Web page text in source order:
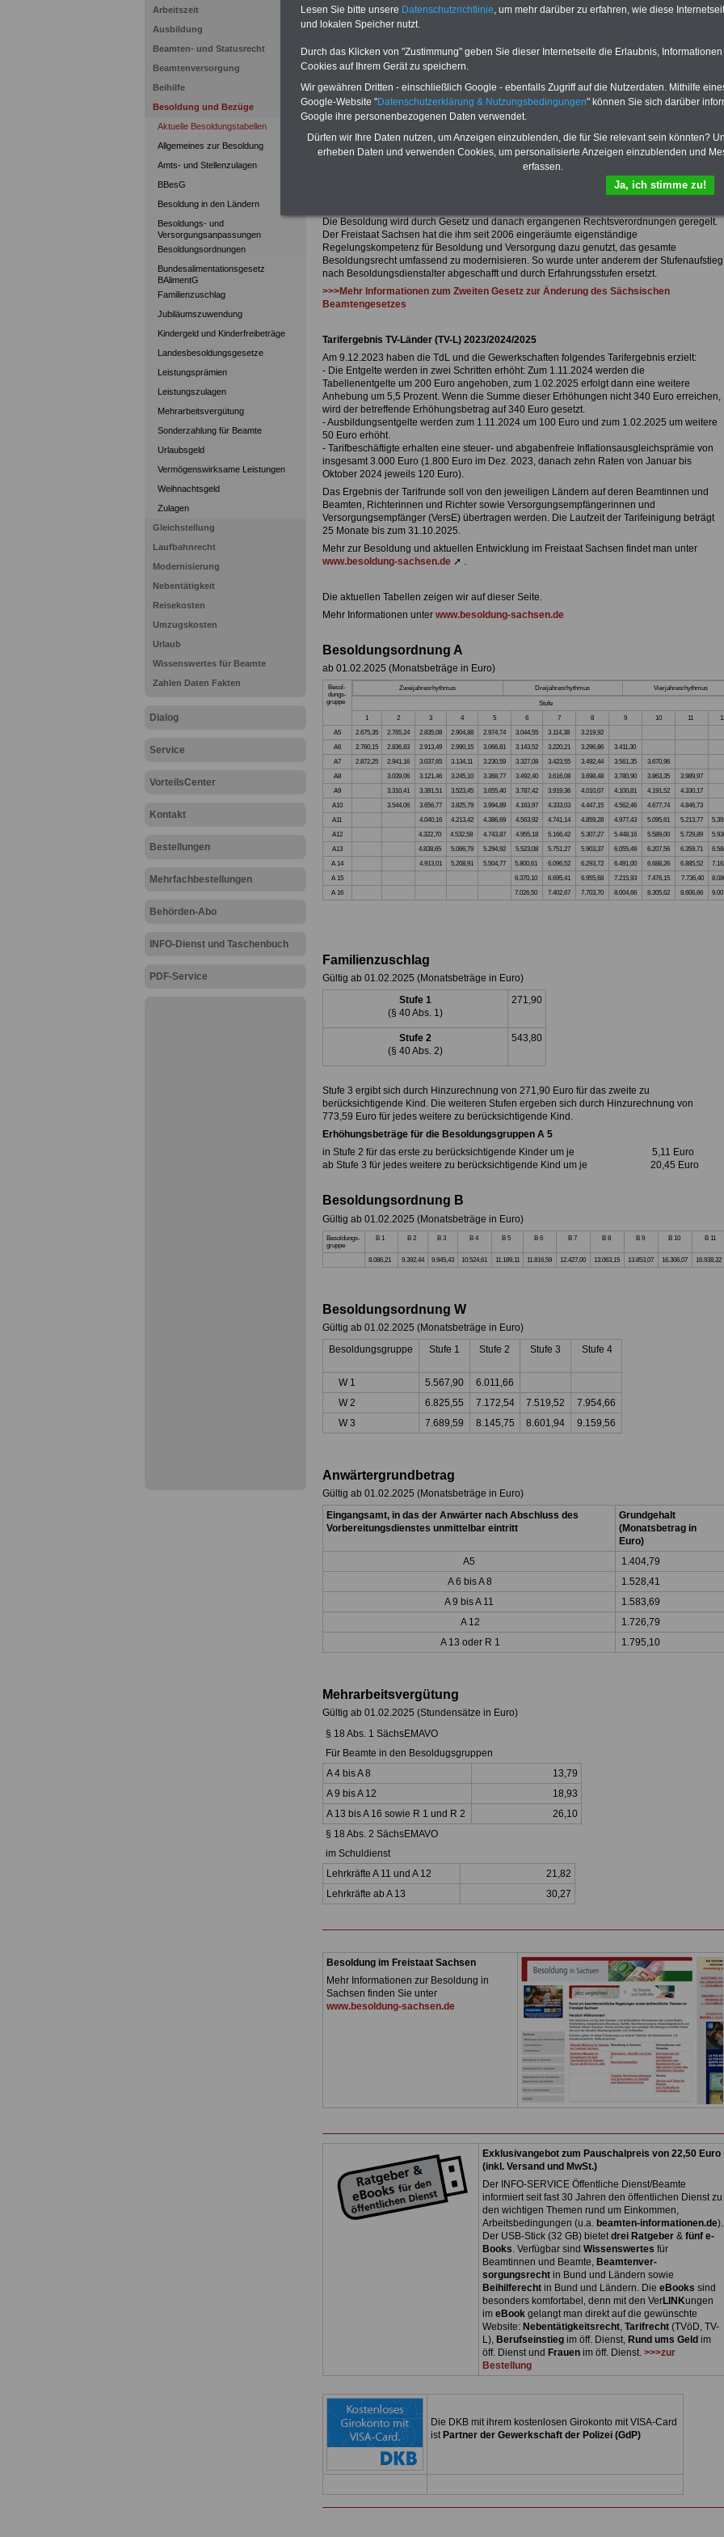
Arbeitszeit
Ausbildung
Beamten- und Statusrecht
Beamtenversorgung
Beihilfe
Besoldung und Bezüge
Aktuelle Besoldungstabellen
Allgemeines zur Besoldung
Amts- und Stellenzulagen
BBesG
Besoldung in den Ländern
Besoldungs- und
Versorgungsanpassungen
Besoldungsordnungen
Bundesalimentationsgesetz
BAlimentG
Familienzuschlag
Jubiläumszuwendung
Kindergeld und Kinderfreibeträge
Landesbesoldungsgesetze
Leistungsprämien
Leistungszulagen
Mehrarbeitsvergütung
Sonderzahlung für Beamte
Urlaubsgeld
Vermögenswirksame Leistungen
Weihnachtsgeld
Zulagen
Gleichstellung
Laufbahnrecht
Modernisierung
Nebentätigkeit
Reisekosten
Umzugskosten
Urlaub
Wissenswertes für Beamte
Zahlen Daten Fakten
Dialog
Service
VorteilsCenter
Kontakt
Bestellungen
Mehrfachbestellungen
Behörden-Abo
INFO-Dienst und Taschenbuch
PDF-Service
Sachsen: Beamten-Informationen.de
Besoldungsrecht und Besoldungstabellen ab 01.02.2025
Sachsen
Besoldungsrecht und Besoldungstabellen für Beamtinnen und Beamte
sowie Anwärter/innen
Sachsen – Beamten-Informationen.de
Besoldungsrecht und Besoldungstabellen
Die Besoldung wird durch Gesetz und danach ergangenen Rechtsverordnungen geregelt.
Der Freistaat Sachsen hat die ihm seit 2006 eingeräumte eigenständige
Regelungskompetenz für Besoldung und Versorgung dazu genutzt, das gesamte
Besoldungsrecht umfassend zu modernisieren. So wurde unter anderem der Stufenaufstieg
nach Besoldungsdienstalter abgeschafft und durch Erfahrungsstufen ersetzt.
>>>Mehr Informationen zum Zweiten Gesetz zur Änderung des Sächsischen
Beamtengesetzes
Tarifergebnis TV-Länder (TV-L) 2023/2024/2025
Am 9.12.2023 haben die TdL und die Gewerkschaften folgendes Tarifergebnis erzielt:
- Die Entgelte werden in zwei Schritten erhöht: Zum 1.11.2024 werden die
Tabellenentgelte um 200 Euro angehoben, zum 1.02.2025 erfolgt dann eine weitere
Anhebung um 5,5 Prozent. Wenn die Summe dieser Erhöhungen nicht 340 Euro erreichen,
wird der betreffende Erhöhungsbetrag auf 340 Euro gesetzt.
- Ausbildungsentgelte werden zum 1.11.2024 um 100 Euro und zum 1.02.2025 um weitere
50 Euro erhöht.
- Tarifbeschäftigte erhalten eine steuer- und abgabenfreie Inflationsausgleichsprämie von
insgesamt 3.000 Euro (1.800 Euro im Dez. 2023, danach zehn Raten von Januar bis
Oktober 2024 jeweils 120 Euro).
Das Ergebnis der Tarifrunde soll von den jeweiligen Ländern auf deren Beamtinnen und
Beamten, Richterinnen und Richter sowie Versorgungsempfängerinnen und
Versorgungsempfänger (VersE) übertragen werden. Die Laufzeit der Tarifeinigung beträgt
25 Monate bis zum 31.10.2025.
Mehr zur Besoldung und aktuellen Entwicklung im Freistaat Sachsen findet man unter
www.besoldung-sachsen.de➚ .
Die aktuellen Tabellen zeigen wir auf dieser Seite.
Mehr Informationen unter www.besoldung-sachsen.de
Besoldungsordnung A
ab 01.02.2025 (Monatsbeträge in Euro)
Besol-
dungs-
gruppe
Zweijahresrhythmus Dreijahresrhythmus Vierjahresrhythmus
Stufe
1
2 3 4 5 6 7 8 9 10 11
A5
2.675,35 2.765,24 2.835,08 2.904,88 2.974,74 3.044,55 3.114,38
3.219,92
A6
2.760,15 2.836,83 2.913,49 2.990,15 3.066,81 3.143,52 3.220,21 3.296,86
3.411,30
A7
2.872,25 2.941,16 3.037,65 3.134,11 3.230,59 3.327,08 3.423,55 3.492,44 3.561,35
3.670,96
A8
3.039,06 3.121,46 3.245,10 3.368,77 3.492,40 3.616,08 3.698,48 3.780,90 3.863,35
3.989,97
A9
3.310,41 3.391,51 3.523,45 3.655,40 3.787,42 3.919,36 4.010,07 4.100,81 4.191,52
4.330,17
A10
3.544,06 3.656,77 3.825,79 3.994,89 4.163,97 4.333,03 4.447,15 4.562,46 4.677,74
4.846,73
A11
4.040,16 4.213,42 4.386,69 4.563,92 4.741,14 4.859,28 4.977,43 5.095,61 5.213,77
A12
4.322,70 4.532,58 4.743,87 4.955,18 5.166,42 5.307,27 5.448,16 5.589,00 5.729,89
A13
4.838,65 5.066,79 5.294,92 5.523,08 5.751,27 5.903,37 6.055,49 6.207,56 6.359,71
A 14
4.913,01 5.208,91 5.504,77 5.800,61 6.096,52 6.293,72 6.491,00 6.688,26 6.885,52
A 15
6.370,10 6.695,41 6.955,68 7.215,93 7.476,15 7.736,40
A 16
7.026,50 7.402,67 7.703,70 8.004,66 8.305,62 8.606,66
Familienzuschlag
Gültig ab 01.02.2025 (Monatsbeträge in Euro)
Stufe 1
(§ 40 Abs. 1)
271,90
Stufe 2
(§ 40 Abs. 2)
543,80
Stufe 3 ergibt sich durch Hinzurechnung von 271,90 Euro für das zweite zu
berücksichtigende Kind. Die weiteren Stufen ergeben sich durch Hinzurechnung von
773,59 Euro für jedes weitere zu berücksichtigende Kind.
Erhöhungsbeträge für die Besoldungsgruppen A 5
in Stufe 2 für das erste zu berücksichtigende Kinder um je 5,11 Euro
ab Stufe 3 für jedes weitere zu berücksichtigende Kind um je 20,45 Euro
Besoldungsordnung B
Gültig ab 01.02.2025 (Monatsbeträge in Euro)
Besoldungs-
gruppe
B 1 B 2 B 3 B 4 B 5 B 6 B 7 B 8 B 9 B 10 B 11
8.086,21 9.392,44 9.945,43 10.524,61 11.189,11 11.816,59 12.427,00 13.063,15 13.853,07 16.306,07 16.938,32
Besoldungsordnung W
Gültig ab 01.02.2025 (Monatsbeträge in Euro)
Besoldungsgruppe
Stufe 1 Stufe 2 Stufe 3 Stufe 4
W 1 5.567,90
6.011,66
W 2
6.825,55 7.172,54 7.519,52
7.954,66
W 3
7.689,59 8.145,75 8.601,94 9.159,56
Anwärtergrundbetrag
Gültig ab 01.02.2025 (Monatsbeträge in Euro)
Eingangsamt, in das der Anwärter nach Abschluss des
Vorbereitungsdienstes unmittelbar eintritt
Grundgehalt
(Monatsbetrag in
Euro)
A5
1.404,79
A 6 bis A 8
1.528,41
A 9 bis A 11
1.583,69
A 12
1.726,79
A 13 oder R 1
1.795,10
Mehrarbeitsvergütung
Gültig ab 01.02.2025 (Stundensätze in Euro)
§ 18 Abs. 1 SächsEMAVO
Für Beamte in den Besoldugsgruppen
A 4 bis A 8
13,79
A 9 bis A 12
18,93
A 13 bis A 16 sowie R 1 und R 2
26,10
§ 18 Abs. 2 SächsEMAVO
im Schuldienst
Lehrkräfte A 11 und A 12
21,82
Lehrkräfte ab A 13
30,27
Besoldung im Freistaat Sachsen
Mehr Informationen zur Besoldung in
Sachsen finden Sie unter
www.besoldung-sachsen.de
Exklusivangebot zum Pauschalpreis von 22,50 Euro
(inkl. Versand und MwSt.)
Der INFO-SERVICE Öffentliche Dienst/Beamte
informiert seit fast 30 Jahren den öffentlichen Dienst zu
den wichtigen Themen rund um Einkommen,
Arbeitsbedingungen (u.a. beamten-informationen.de).
Der USB-Stick (32 GB) bietetdrei Ratgeber& fünf e-
Books. Verfügbar sind Wissenswertes für
Beamtinnen und Beamte, Beamtenver-
sorgungsrechtin Bund und Ländern sowie
Beihilferechtin Bund und Ländern. Die eBooks sind
besonders komfortabel, denn mit den VerLINKungen
im eBookgelangt man direkt auf die gewünschte
Website: Nebentätigkeitsrecht, Tarifrecht (TVöD, TV-
L), Berufseinstieg im öff. Dienst, Rund ums Geld im
öff. Dienst und Frauen im öff. Dienst. >>>zur
Bestellung
Die DKB mit ihrem kostenlosen Girokonto mit VISA-Card
ist Partner der Gewerkschaft der Polizei (GdP)
Lesen Sie bitte unsere Datenschutzrichtlinie, um mehr darüber zu erfahren, wie diese
und lokalen Speicher nutzt.
Durch das Klicken von "Zustimmung" geben Sie dieser Internetseite die Erlaubnis,
Cookies auf Ihrem Gerät zu speichern.
Wir gewähren Dritten - einschließlich Google - ebenfalls Zugriff auf die Nutzerdaten. Mithilfe
Google-Website "Datenschutzerklärung & Nutzungsbedingungen" können Sie sich darüber
Google ihre personenbezogenen Daten verwendet.
Dürfen wir Ihre Daten nutzen, um Anzeigen einzublenden, die für Sie relevant sein könnten?
erheben Daten und verwenden Cookies, um personalisierte Anzeigen einzublenden und
erfassen.
Ja, ich stimme zu!